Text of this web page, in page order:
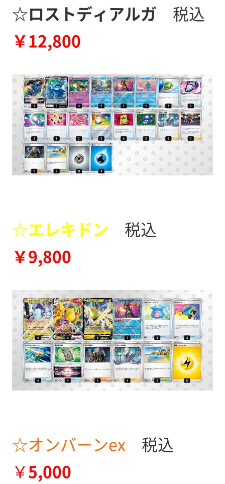
☆ロストディアルガ 税込
￥12,800
☆エレキドン 税込
￥9,800
☆オンバーンex 税込
￥5,000